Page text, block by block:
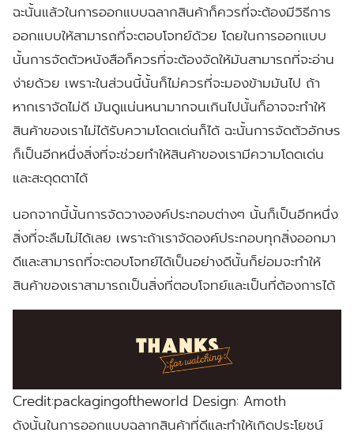
ฉะนั้นแล้วในการออกแบบฉลากสินค้าก็ควรที่จะต้องมีวิธีการ
ออกแบบให้สามารถที่จะตอบโจทย์ด้วย โดยในการออกแบบ
นั้นการจัดตัวหนังสือก็ควรที่จะต้องจัดให้มันสามารถที่จะอ่าน
ง่ายด้วย เพราะในส่วนนี้นั้นก็ไม่ควรที่จะมองข้ามมันไป ถ้า
หากเราจัดไม่ดี มันดูแน่นหนามากจนเกินไปนั้นก็อาจจะทำให้
สินค้าของเราไม่ได้รับความโดดเด่นก็ได้ ฉะนั้นการจัดตัวอักษร
ก็เป็นอีกหนึ่งสิ่งที่จะช่วยทำให้สินค้าของเรามีความโดดเด่น
และสะดุดตาได้
นอกจากนี้นั้นการจัดวางองค์ประกอบต่างๆ นั้นก็เป็นอีกหนึ่ง
สิ่งที่จะลืมไม่ได้เลย เพราะถ้าเราจัดองค์ประกอบทุกสิ่งออกมา
ดีและสามารถที่จะตอบโจทย์ได้เป็นอย่างดีนั้นก็ย่อมจะทำให้
สินค้าของเราสามารถเป็นสิ่งที่ตอบโจทย์และเป็นที่ต้องการได้
Credit:packagingoftheworld Design: Amoth
ดังนั้นในการออกแบบฉลากสินค้าที่ดีและทำให้เกิดประโยชน์